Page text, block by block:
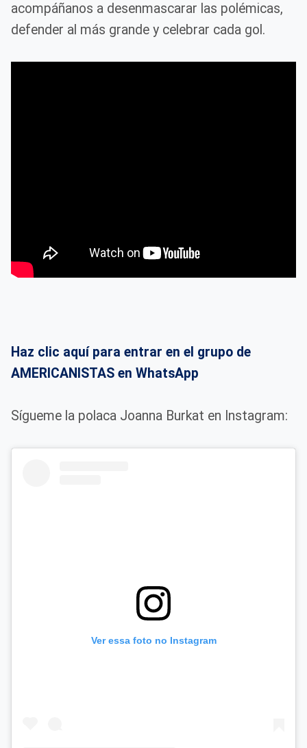
acompáñanos a desenmascarar las polémicas,
defender al más grande y celebrar cada gol.
Haz clic aquí para entrar en el grupo de
AMERICANISTAS en WhatsApp
Sígueme la polaca Joanna Burkat en Instagram:
Ver essa foto no Instagram